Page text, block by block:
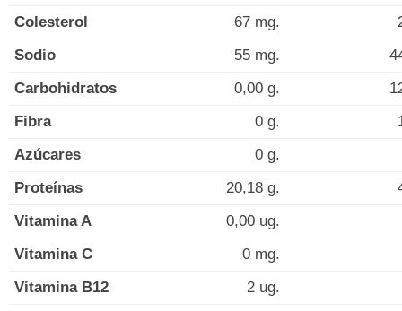
Colesterol
67 mg.
Sodio
55 mg.
Carbohidratos
0,00 g.
Fibra
0 g.
Azúcares
0 g.
Proteínas
20,18 g.
Vitamina A
0,00 ug.
Vitamina C
0 mg.
Vitamina B12
2 ug.